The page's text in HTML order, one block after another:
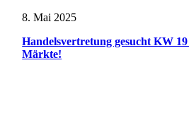
8. Mai 2025
Handelsvertretung gesucht KW
Märkte!